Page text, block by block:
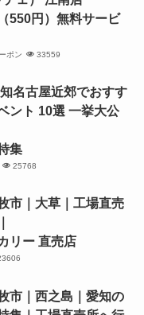
550円）無料サービ
ポン 33559
知名古屋近郊でおすす
ント 10選 一挙大公
集
25768
市｜大草｜工場直売
リー 直売店
市｜西之島｜愛知の